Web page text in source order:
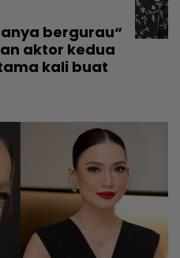
bergurau“
aktor kedua
kali buat